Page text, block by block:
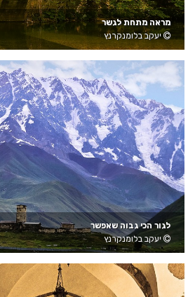
מראה מתחת לגשר
יעקב בלומנקרנץ
לגור הכי גבוה שאפשר
יעקב בלומנקרנץ